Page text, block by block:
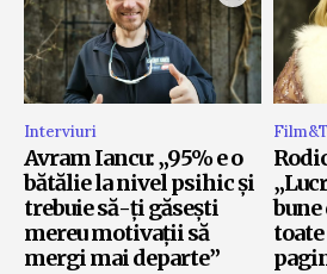
Interviuri
Avram Iancu: „95% e o
bătălie la nivel psihic și
trebuie să-ți găsești
mereu motivații să
mergi mai departe”